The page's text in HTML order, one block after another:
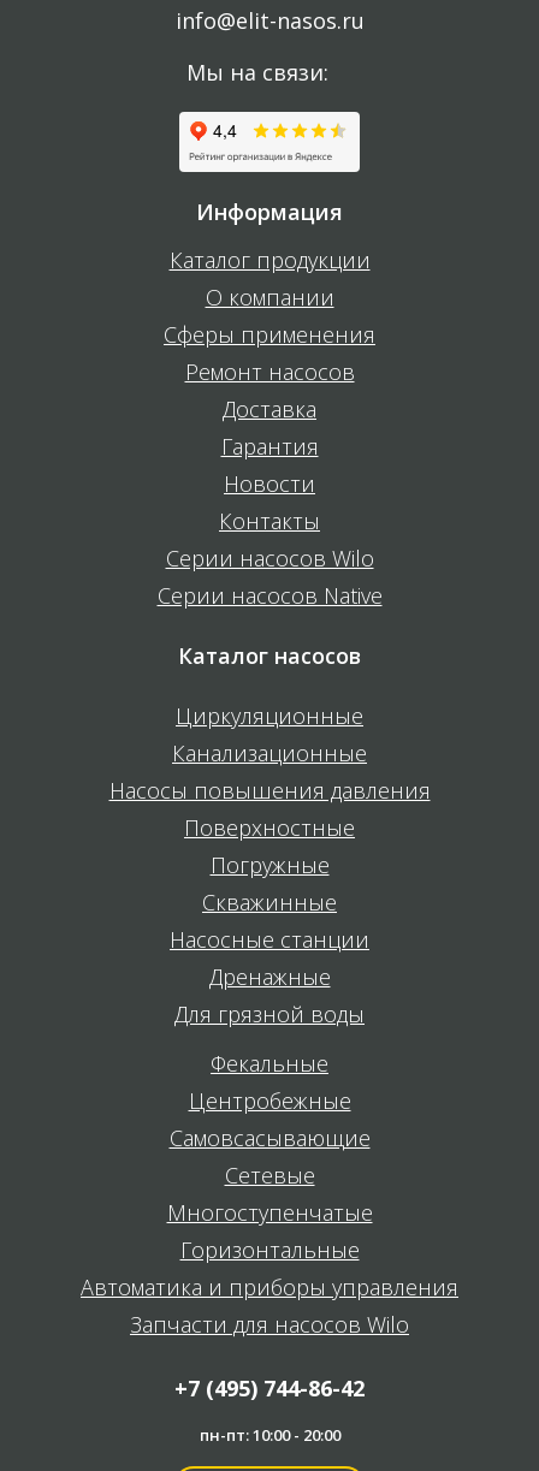
info@elit-nasos.ru
Мы на связи:
Информация
Каталог продукции
О компании
Сферы применения
Ремонт насосов
Доставка
Гарантия
Новости
Контакты
Серии насосов Wilo
Серии насосов Native
Каталог насосов
Циркуляционные
Канализационные
Насосы повышения давления
Поверхностные
Погружные
Скважинные
Насосные станции
Дренажные
Для грязной воды
Фекальные
Центробежные
Самовсасывающие
Сетевые
Многоступенчатые
Горизонтальные
Автоматика и приборы управления
Запчасти для насосов Wilo
+7 (495) 744-86-42
пн-пт: 10:00 - 20:00